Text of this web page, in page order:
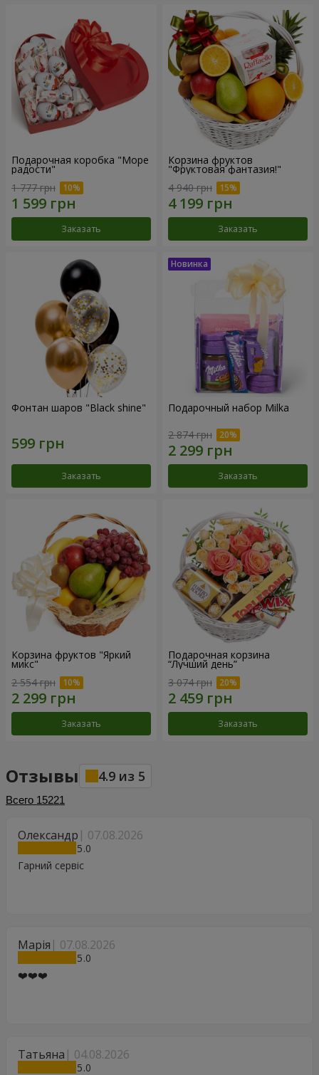
Подарочная коробка "Море
радости"
1 777 грн
Заказать
Корзина фруктов
"Фруктовая фантазия!"
4 940 грн
Заказать
Фонтан шаров "Black shine"
Заказать
Подарочный набор Milka
2 874 грн
Заказать
Корзина фруктов "Яркий
микс"
2 554 грн
Заказать
Подарочная корзина
“Лучший день”
3 074 грн
Заказать
Отзывы 4.9 из 5
Всего 15221
Олександр 07.08.2026
5
Гарний сервіс
Марія 07.08.2026
5
❤️❤️❤️
Татьяна 04.08.2026
5